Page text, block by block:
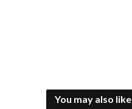
You may also like